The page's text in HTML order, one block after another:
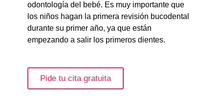
odontología del bebé. Es muy importante que
los niños hagan la primera revisión bucodental
durante su primer año, ya que están
empezando a salir los primeros dientes.
Pide tu cita gratuita